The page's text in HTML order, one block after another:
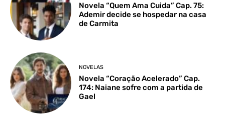
Novela “Quem Ama Cuida” Cap. 75:
Ademir decide se hospedar na casa
de Carmita
NOVELAS
Novela “Coração Acelerado” Cap.
174: Naiane sofre com a partida de
Gael